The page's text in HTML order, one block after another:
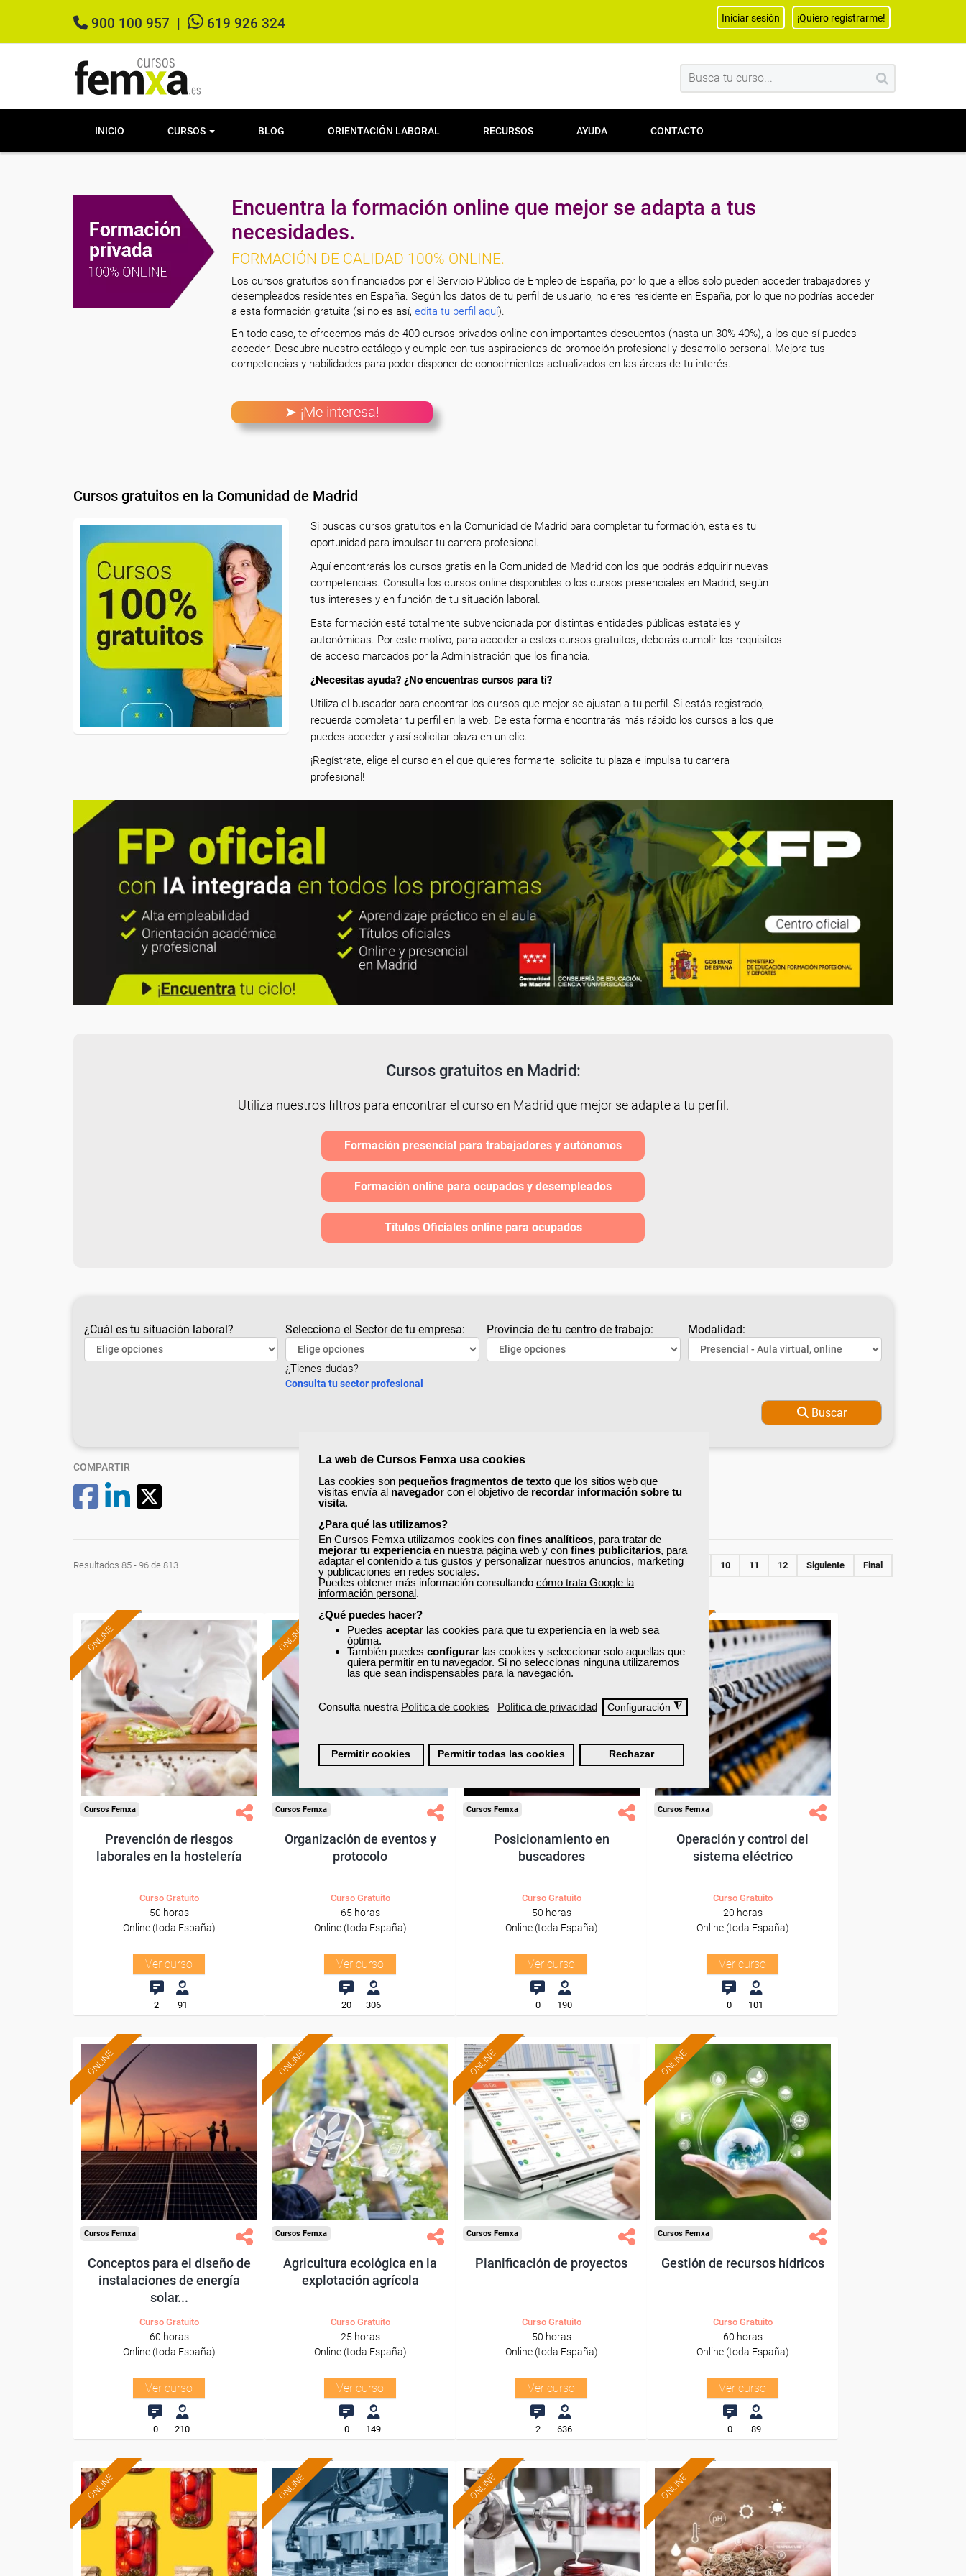
La web de Cursos Femxa usa cookies
Las cookies son pequeños fragmentos de texto que los sitios web que
visitas envía al navegador con el objetivo de recordar información sobre tu
visita.
¿Para qué las utilizamos?
En Cursos Femxa utilizamos cookies con fines analíticos, para tratar de
mejorar tu experienciaen nuestra página web y con fines publicitarios, para
adaptar el contenido a tus gustos y personalizar nuestros anuncios, marketing
y publicaciones en redes sociales.
Puedes obtener más información consultando cómo trata Google la
información personal.
¿Qué puedes hacer?
Puedes aceptar las cookies para que tu experiencia en la web sea
óptima.
También puedes configurar las cookies y seleccionar solo aquellas que
quiera permitir en tu navegador. Si no seleccionas ninguna utilizaremos
las que sean indispensables para la navegación.
Consulta nuestra Política de cookies Política de privacidad Configuración ◮
Permitir cookies Permitir todas las cookies Rechazar
900 100 957 619 926 324 Iniciar sesión ¡Quiero registrarme!
INICIO CURSOS BLOG ORIENTACIÓN LABORAL RECURSOS AYUDA CONTACTO
Encuentra la formación online que mejor se adapta a tus
necesidades.
FORMACIÓN DE CALIDAD 100% ONLINE.
Los cursos gratuitos son financiados por el Servicio Público de Empleo de España, por lo que a ellos solo pueden acceder trabajadores y
desempleados residentes en España. Según los datos de tu perfil de usuario, no eres residente en España, por lo que no podrías acceder
a esta formación gratuita (si no es así, edita tu perfil aquí).
En todo caso, te ofrecemos más de 400 cursos privados online con importantes descuentos (hasta un 30% 40%), a los que sí puedes
acceder. Descubre nuestro catálogo y cumple con tus aspiraciones de promoción profesional y desarrollo personal. Mejora tus
competencias y habilidades para poder disponer de conocimientos actualizados en las áreas de tu interés.
➤ ¡Me interesa!
Cursos gratuitos en la Comunidad de Madrid
Si buscas cursos gratuitos en la Comunidad de Madrid para completar tu formación, esta es tu
oportunidad para impulsar tu carrera profesional.
Aquí encontrarás los cursos gratis en la Comunidad de Madrid con los que podrás adquirir nuevas
competencias. Consulta los cursos online disponibles o los cursos presenciales en Madrid, según
tus intereses y en función de tu situación laboral.
Esta formación está totalmente subvencionada por distintas entidades públicas estatales y
autonómicas. Por este motivo, para acceder a estos cursos gratuitos, deberás cumplir los requisitos
de acceso marcados por la Administración que los financia.
¿Necesitas ayuda? ¿No encuentras cursos para ti?
Utiliza el buscador para encontrar los cursos que mejor se ajustan a tu perfil. Si estás registrado,
recuerda completar tu perfil en la web. De esta forma encontrarás más rápido los cursos a los que
puedes acceder y así solicitar plaza en un clic.
¡Regístrate, elige el curso en el que quieres formarte, solicita tu plaza e impulsa tu carrera
profesional!
Cursos gratuitos en Madrid:
Utiliza nuestros filtros para encontrar el curso en Madrid que mejor se adapte a tu perfil.
Formación presencial para trabajadores y autónomos
Formación online para ocupados y desempleados
Títulos Oficiales online para ocupados
¿Cuál es tu situación laboral? Selecciona el Sector de tu empresa:
¿Tienes dudas?
Consulta tu sector profesional
Provincia de tu centro de trabajo: Modalidad:
Buscar
COMPARTIR
Resultados 85 - 96 de 813 Inicio Anterior 3 4 5 6 7 8 10 11 12 Siguiente Final
ONLINE
Formación 100%
subvencionada.
Para desempleados,
trabajadores y autónomos.
Sector
-Hosteleria y Turismo.
Cursos Femxa
Prevención de riesgos
laborales en la hostelería
Curso Gratuito
50 horas
Online (toda España)
Ver curso
2 91
ONLINE
Formación 100%
subvencionada.
Para desempleados,
trabajadores y autónomos.
Sector
-Hosteleria y Turismo.
Cursos Femxa
Organización de eventos y
protocolo
Curso Gratuito
65 horas
Online (toda España)
Ver curso
20 306
ONLINE
Formación 100%
subvencionada.
Para desempleados,
Sector
-Servicios a las Empresas.
Cursos Femxa
Posicionamiento en
buscadores
Curso Gratuito
50 horas
Online (toda España)
Ver curso
0 190
ONLINE
Formación 100%
subvencionada.
Para desempleados,
trabajadores y autónomos.
Sector
-Energía y Agua.
Cursos Femxa
Operación y control del
sistema eléctrico
Curso Gratuito
20 horas
Online (toda España)
Ver curso
0 101
ONLINE
Formación 100%
subvencionada.
Para desempleados,
trabajadores y autónomos.
Sector
-Energía y Agua.
Cursos Femxa
Conceptos para el diseño de
instalaciones de energía
solar...
Curso Gratuito
60 horas
Online (toda España)
Ver curso
0 210
ONLINE
Formación 100%
subvencionada.
Para desempleados,
trabajadores y autónomos.
Sector
-Agricultura y Ganadería.
Cursos Femxa
Agricultura ecológica en la
explotación agrícola
Curso Gratuito
25 horas
Online (toda España)
Ver curso
0 149
ONLINE
Formación 100%
subvencionada.
Para desempleados,
trabajadores y autónomos.
Sector
-Administración.
Cursos Femxa
Planificación de proyectos
Curso Gratuito
50 horas
Online (toda España)
Ver curso
2 636
ONLINE
Formación 100%
subvencionada.
Para desempleados,
trabajadores y autónomos.
Sector
-Agricultura y Ganadería.
Cursos Femxa
Gestión de recursos hídricos
Curso Gratuito
60 horas
Online (toda España)
Ver curso
0 89
ONLINE
Formación 100%
subvencionada.
Para desempleados,
trabajadores y autónomos.
ONLINE
Formación 100%
subvencionada.
Para desempleados,
trabajadores y autónomos.
ONLINE
Formación 100%
subvencionada.
Para desempleados,
trabajadores y autónomos.
ONLINE
Formación 100%
subvencionada.
Para desempleados,
trabajadores y autónomos.